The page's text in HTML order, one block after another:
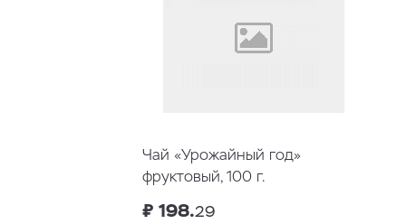
Чай «Урожайный год»
фруктовый, 100 г.
₽ 198.29